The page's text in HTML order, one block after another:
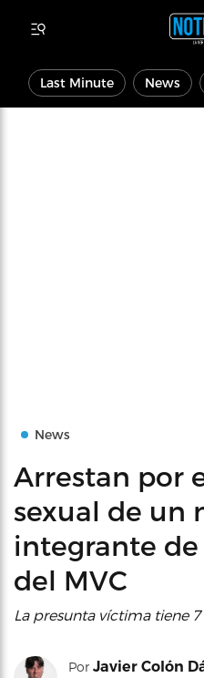
Last Minute News
News
Arrestan por
sexual de un
integrante
del MVC
La presunta víctima tiene 7
Por Javier Colón